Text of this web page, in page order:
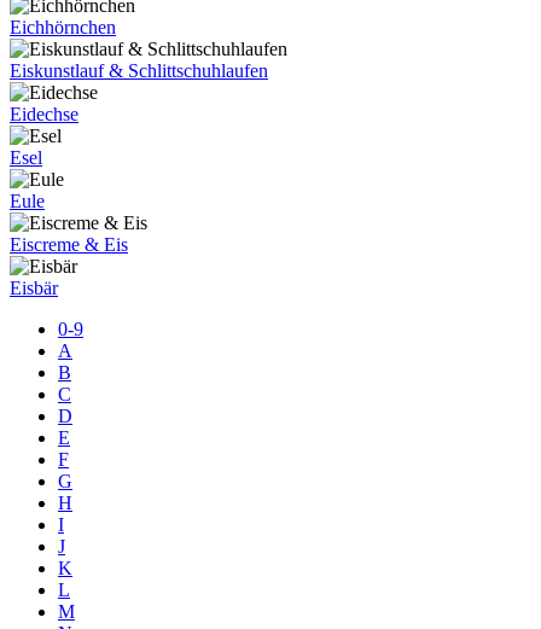
Eichhörnchen
Eiskunstlauf & Schlittschuhlaufen
Eidechse
Esel
Eule
Eiscreme & Eis
Eisbär
0-9
A
B
C
D
E
F
G
H
I
J
K
L
M